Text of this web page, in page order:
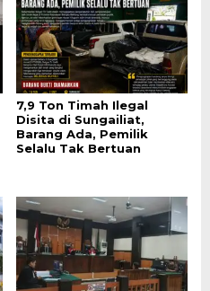
7,9 Ton Timah Ilegal
Disita di Sungailiat,
Barang Ada, Pemilik
Selalu Tak Bertuan